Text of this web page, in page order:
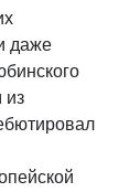
даже
из